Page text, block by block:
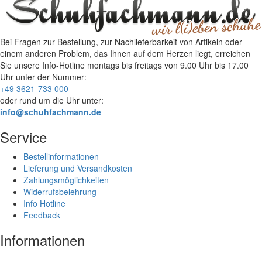
Bei Fragen zur Bestellung, zur Nachlieferbarkeit von Artikeln oder
einem anderen Problem, das Ihnen auf dem Herzen liegt, erreichen
Sie unsere Info-Hotline montags bis freitags von 9.00 Uhr bis 17.00
Uhr unter der Nummer:
+49 3621-733 000
oder rund um die Uhr unter:
info@schuhfachmann.de
Service
Bestellinformationen
Lieferung und Versandkosten
Zahlungsmöglichkeiten
Widerrufsbelehrung
Info Hotline
Feedback
Informationen